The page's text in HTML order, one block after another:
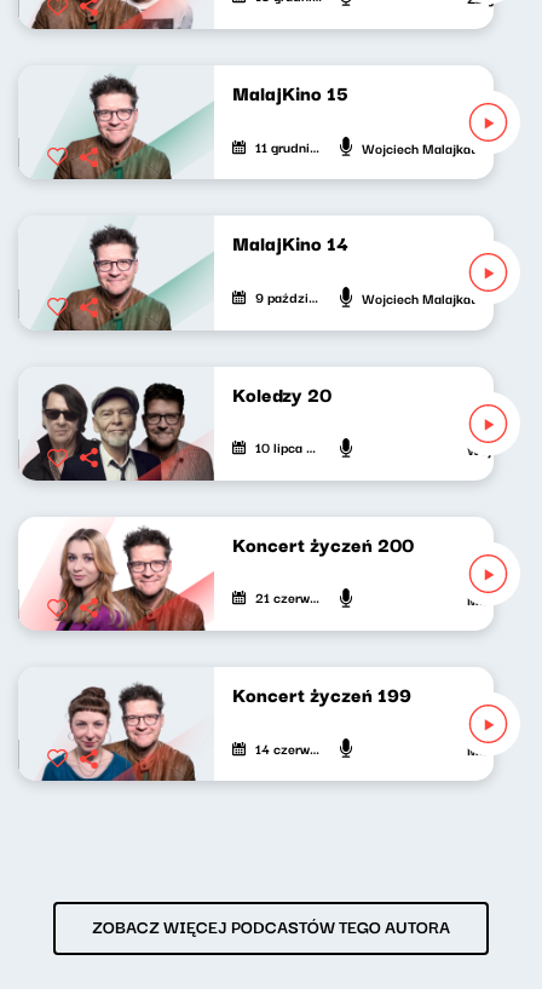
MalajKino 15
11 grudnia 2025 Wojciech Malajkat
MalajKino 14
9 października 2025 Wojciech Malajkat
Koledzy 20
10 lipca 2025 Wojciech
Koncert życzeń 200
21 czerwca 2025 Marcelina
Koncert życzeń 199
14 czerwca 2025 Maria
ZOBACZ WIĘCEJ PODCASTÓW TEGO AUTORA